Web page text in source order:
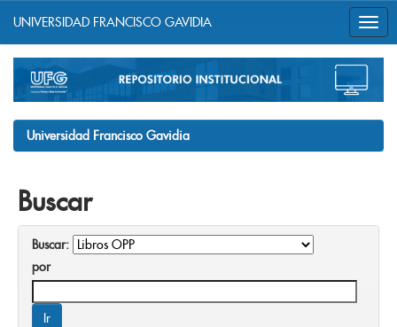
navigation
UNIVERSIDAD FRANCISCO GAVIDIA
Universidad Francisco Gavidia
Buscar
Buscar:
por